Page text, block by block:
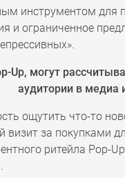
инструментом для
и ограниченное
могут
аудитории в медиа
ощутить что-то
визит за покупками
ритейла